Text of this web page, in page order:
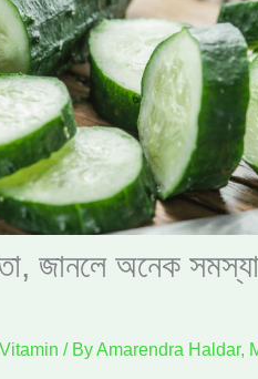
জানলে অনেক
Vitamin / ByAmarendra Haldar,